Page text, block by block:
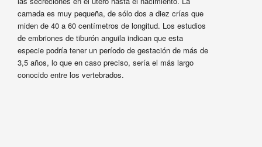
camada es muy pequeña, de sólo dos a diez crías que
miden de 40 a 60 centímetros de longitud. Los estudios
de embriones de tiburón anguila indican que esta
especie podría tener un período de gestación de más de
3,5 años, lo que en caso preciso, sería el más largo
conocido entre los vertebrados.